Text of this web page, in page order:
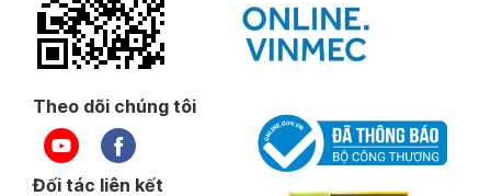
Theo dõi chúng tôi
Đối tác liên kết